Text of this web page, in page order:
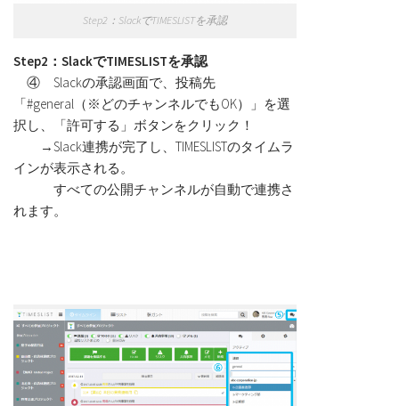
Step2：SlackでTIMESLISTを承認
Step2：SlackでTIMESLISTを承認
④ Slackの承認画面で、投稿先
「#general（※どのチャンネルでもOK）」を選
択し、「許可する」ボタンをクリック！
→Slack連携が完了し、TIMESLISTのタイムラ
インが表示される。
すべての公開チャンネルが自動で連携さ
れます。